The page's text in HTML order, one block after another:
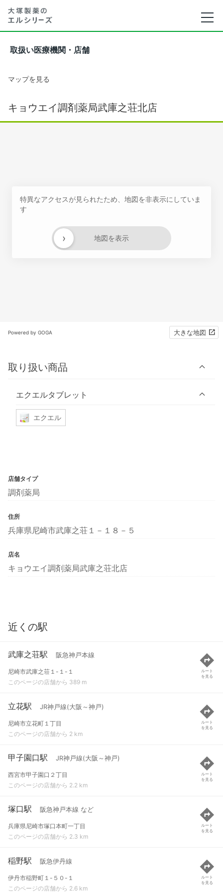
取扱い医療機関・店舗
マップを見る
キョウエイ調剤薬局武庫之荘北店
特異なアクセスが見られたため、地図を非表示にしていま
す
地図を表示
›
Powered by GOGA 大きな地図
取り扱い商品
エクエルタブレット
エクエル
店舗タイプ
調剤薬局
住所
兵庫県尼崎市武庫之荘１－１８－５
店名
キョウエイ調剤薬局武庫之荘北店
近くの駅
武庫之荘駅 阪急神戸本線
尼崎市武庫之荘１-１-１
このページの店舗から 389 m
ルート
を見る
立花駅 JR神戸線(大阪～神戸)
尼崎市立花町１丁目
このページの店舗から 2 km
ルート
を見る
甲子園口駅 JR神戸線(大阪～神戸)
西宮市甲子園口２丁目
このページの店舗から 2.2 km
ルート
を見る
塚口駅 阪急神戸本線 など
兵庫県尼崎市塚口本町一丁目
このページの店舗から 2.3 km
ルート
を見る
稲野駅 阪急伊丹線
伊丹市稲野町１-５０-１
このページの店舗から 2.6 km
ルート
を見る